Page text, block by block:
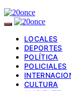
LOCALES
DEPORTES
POLÍTICA
POLICIALES
CULTURA